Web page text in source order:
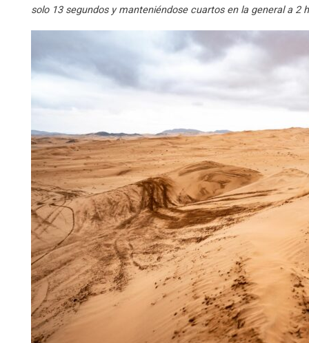
solo 13 segundos y manteniéndose cuartos en la general a 2